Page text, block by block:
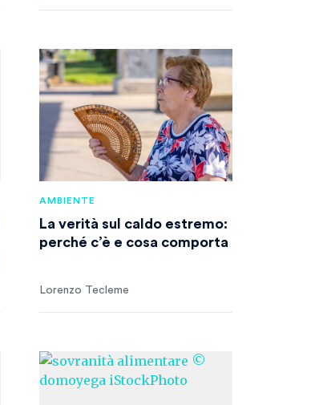
AMBIENTE
La verità sul caldo estremo:
perché c’è e cosa comporta
Lorenzo Tecleme